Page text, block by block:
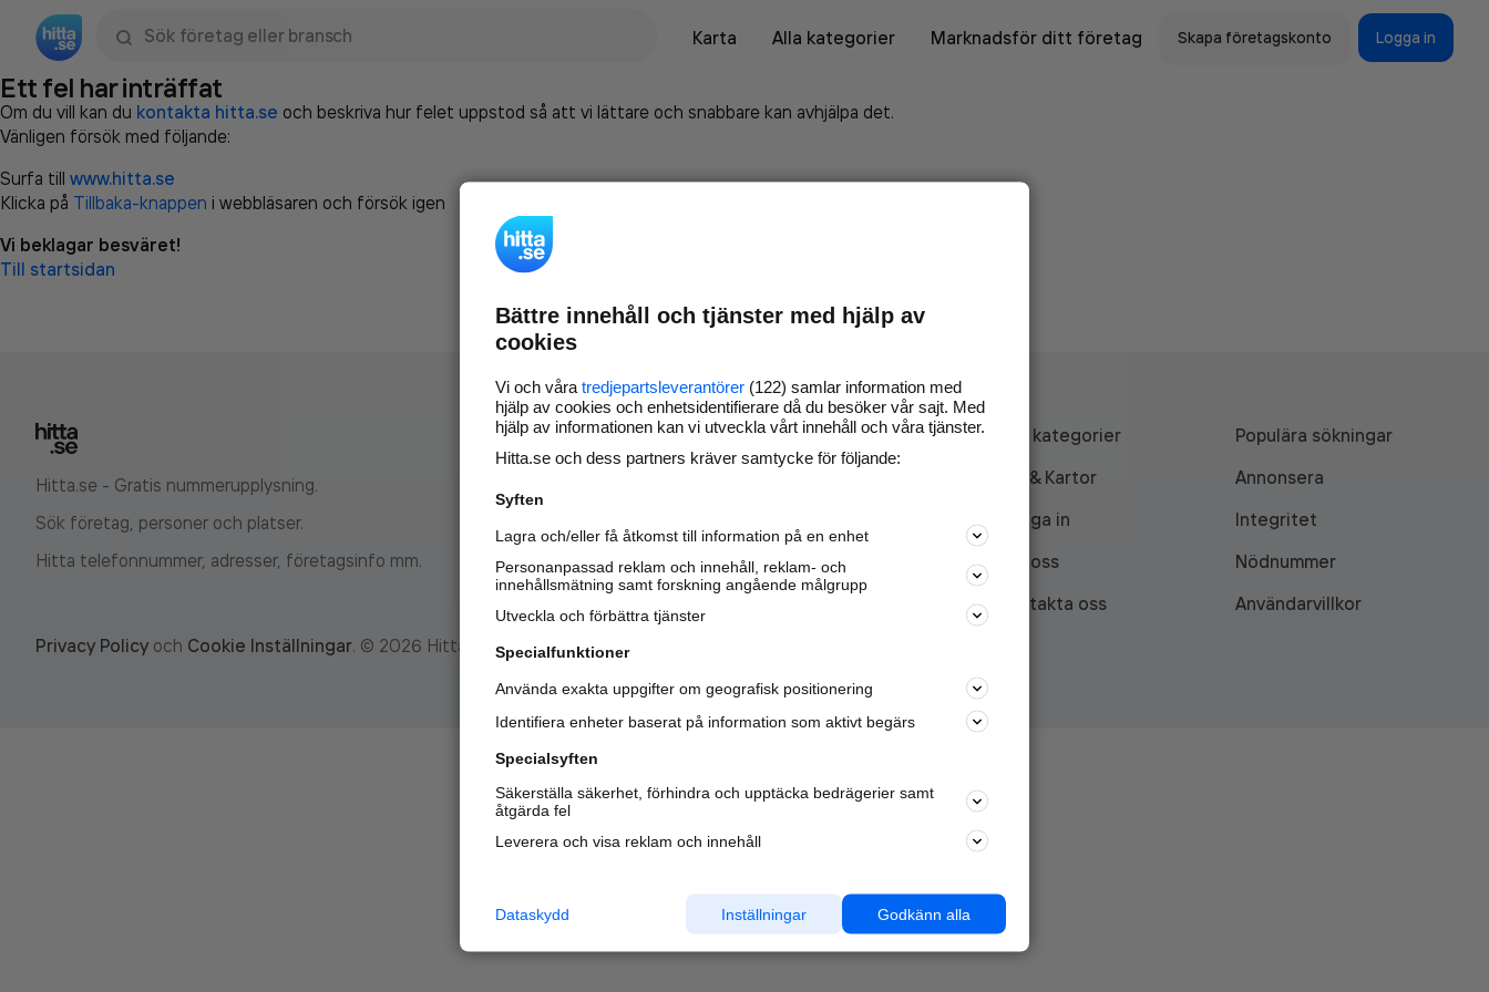
Karta
Alla kategorier Marknadsför ditt företag Skapa företagskonto Logga in
Ett fel har inträffat
Om du vill kan du kontakta hitta.se och beskriva hur felet uppstod så att vi lättare och snabbare kan avhjälpa det.
Vänligen försök med följande:
Surfa till www.hitta.se
Klicka på Tillbaka-knappen i webbläsaren och försök igen
Vi beklagar besväret!
Till startsidan
Hitta.se - Gratis nummerupplysning.
Sök företag, personer och platser.
Hitta telefonnummer, adresser, företagsinfo mm.
Marknadsför företaget på
nya kunder och
samarbetspartners nära dig.
Läs mer här
Alla kategorier
Populära sökningar
API & Kartor
Annonsera
Logga in
Integritet
Om oss
Nödnummer
Kontakta oss
Användarvillkor
Privacy Policy och Cookie Inställningar. © 2026 Hitta.se
Bättre innehåll och tjänster med hjälp av
cookies
Vi och våra tredjepartsleverantörer (122) samlar information med
hjälp av cookies och enhetsidentifierare då du besöker vår sajt. Med
hjälp av informationen kan vi utveckla vårt innehåll och våra tjänster.
Hitta.se och dess partners kräver samtycke för följande:
Syften
Lagra och/eller få åtkomst till information på en enhet
Personanpassad reklam och innehåll, reklam- och
innehållsmätning samt forskning angående målgrupp
Utveckla och förbättra tjänster
Specialfunktioner
Använda exakta uppgifter om geografisk positionering
Identifiera enheter baserat på information som aktivt begärs
Specialsyften
Säkerställa säkerhet, förhindra och upptäcka bedrägerier samt
åtgärda fel
Leverera och visa reklam och innehåll
Godkänn alla
Inställningar
Dataskydd